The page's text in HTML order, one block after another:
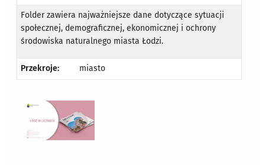
Folder zawiera najważniejsze dane dotyczące sytuacji
społecznej, demograficznej, ekonomicznej i ochrony
środowiska naturalnego miasta Łodzi.
Przekroje: miasto